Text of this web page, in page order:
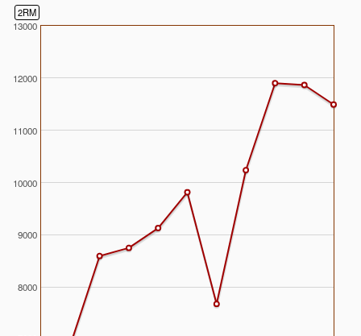
2RM
8000
9000
10000
11000
12000
13000